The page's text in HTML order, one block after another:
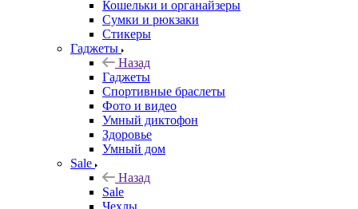
Кошельки и органайзеры
Сумки и рюкзаки
Стикеры
Гаджеты
Назад
Гаджеты
Спортивные браслеты
Фото и видео
Умный диктофон
Здоровье
Умный дом
Sale
Назад
Sale
Чехлы